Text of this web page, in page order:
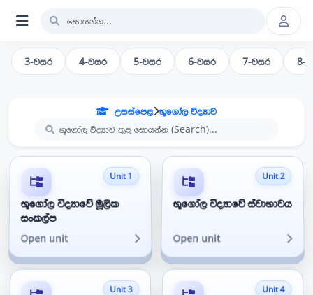
3-වසර 4-වසර 5-වසර 6-වසර 7-වසර 8-
උසස්පෙළ භූගෝල විද්‍යාව
Unit 1
භූගෝල විද්‍යාවේ මූලික
සංකල්ප
Open unit
Unit 2
භූගෝල විද්‍යාවේ ස්වාභාවය
Open unit
Unit 3 Unit 4